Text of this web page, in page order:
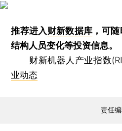
推荐进入财新数据库 ，可
结构人员变化等投资信息。
财新机器人产业指数
业动态
责任